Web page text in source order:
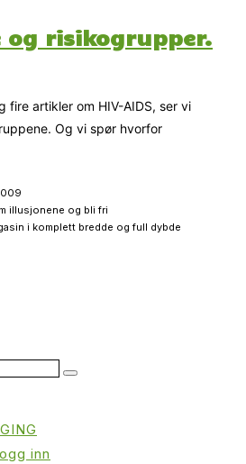
og risikogrupper.
fire artikler om HIV-AIDS, ser vi
Og vi spør hvorfor
illusjonene og bli fri
i komplett bredde og full dybde
inn